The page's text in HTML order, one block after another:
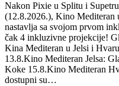
Nakon Pixie u Splitu i
(12.8.2026.), Kino Mediteran
nastavlja sa svojom prvom
čak 4 inkluzivne projekcije!
Kina Mediteran u Jelsi i
13.8.Kino Mediteran Jelsa:
Koke 15.8.Kino Mediteran
dostupni su…